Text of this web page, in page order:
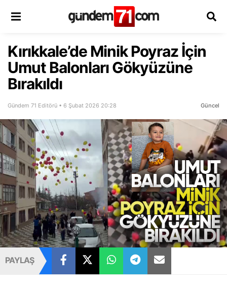
Kırıkkale’de Minik Poyraz İçin
Umut Balonları Gökyüzüne
Bırakıldı
Gündem 71 Editörü • 6 Şubat 2026 20:28 Güncel
PAYLAŞ